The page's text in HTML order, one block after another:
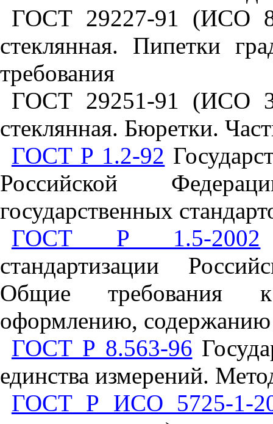
ГОСТ 29227-91 (ИСО
стеклянная. Пипетки
требования
ГОСТ 29251-91 (ИСО
стеклянная. Бюретки.
ГОСТ Р 1.2-92
Российской
государственных
ГОСТ Р 1.5-2002
стандартизации
Общие требования
оформлению,
ГОСТ Р 8.563-96
единства измерений.
ГОСТ Р ИСО 5725-1-